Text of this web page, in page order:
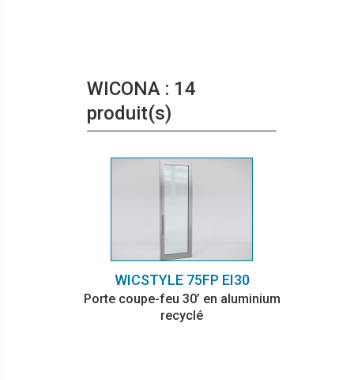
WICONA : 14
produit(s)
WICSTYLE 75FP EI30
Porte coupe-feu 30’ en aluminium
recyclé